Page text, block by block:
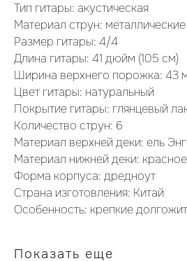
Тип гитары: акустическая
Материал струн: металлические
Размер гитары: 4/4
Длина гитары: 41 дюйм (105 см)
Ширина верхнего порожка: 43
Цвет гитары: натуральный
Покрытие гитары: глянцевый
Количество струн: 6
Материал верхней деки: ель
Материал нижней деки:
Форма корпуса: дредноут
Страна изготовления: Китай
Особенность: крепкие
Показать еще